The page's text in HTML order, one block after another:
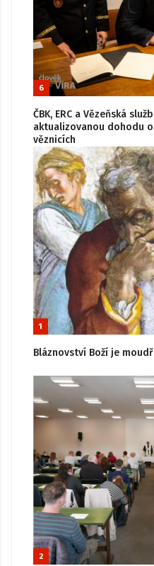
6
ČBK, ERC a Vězeňská
aktualizovanou dohodu
věznicích
1
Bláznovství Boží je
2